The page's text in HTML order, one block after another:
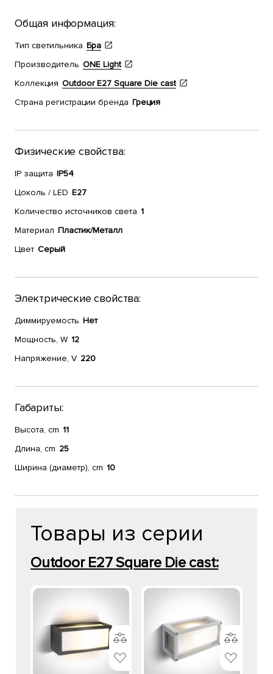
Общая информация:
Тип светильника Бра
Производитель ONE Light
Коллекция Outdoor E27 Square Die cast
Страна регистрации бренда Греция
Физические свойства:
IP защита IP54
Цоколь / LED E27
Количество источников света 1
Материал Пластик/Металл
Цвет Серый
Электрические свойства:
Диммируемость Нет
Мощность, W 12
Напряжение, V 220
Габариты:
Высота, cm 11
Длина, cm 25
Ширина (диаметр), cm 10
Товары из серии
Outdoor E27 Square Die cast: